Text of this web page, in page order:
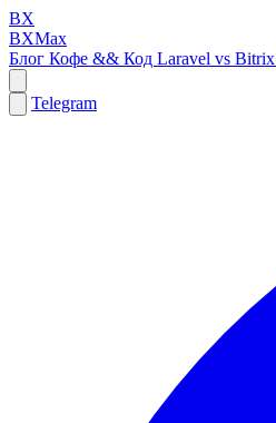
BX
BXMax
Блог Кофе && Код Laravel vs Bitrix
Telegram